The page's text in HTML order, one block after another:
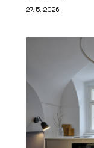
27. 5. 2026